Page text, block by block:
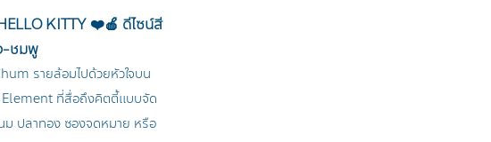
KITTY ❤️🍎 ดีไซน์สี
-ชมพู
รายล้อมไปด้วยหัวใจบน
ที่สื่อถึงคิตตี้แบบจัด
ม ปลาทอง ซองจดหมาย หรือ